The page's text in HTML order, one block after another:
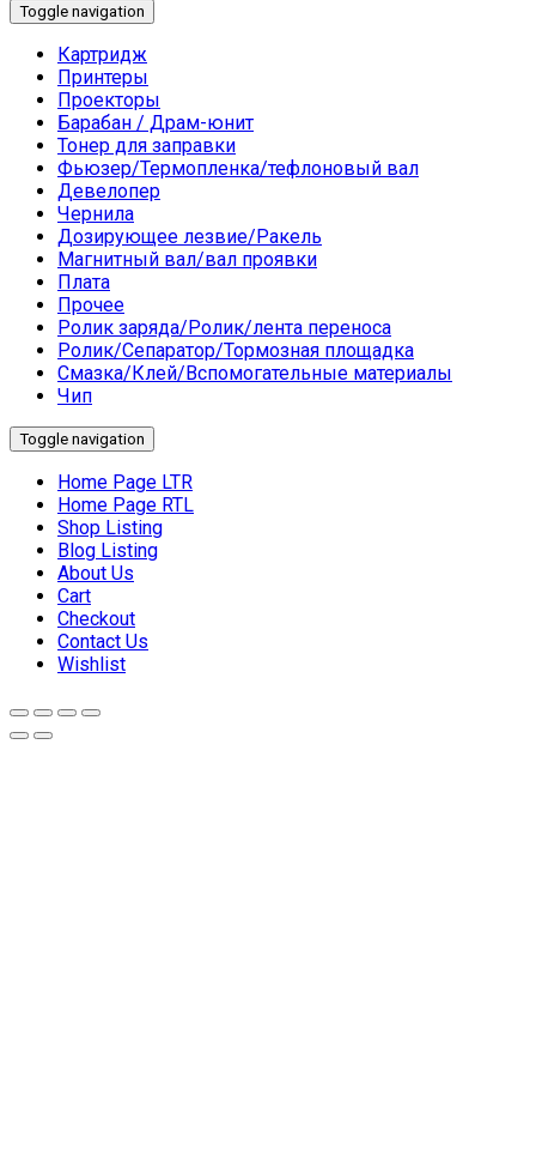
Toggle navigation
Картридж
Принтеры
Проекторы
Барабан / Драм-юнит
Тонер для заправки
Фьюзер/Термопленка/тефлоновый вал
Девелопер
Чернила
Дозирующее лезвие/Ракель
Магнитный вал/вал проявки
Плата
Прочее
Ролик заряда/Ролик/лента переноса
Ролик/Сепаратор/Тормозная площадка
Смазка/Клей/Вспомогательные материалы
Чип
Toggle navigation
Home Page LTR
Home Page RTL
Shop Listing
Blog Listing
About Us
Cart
Checkout
Contact Us
Wishlist